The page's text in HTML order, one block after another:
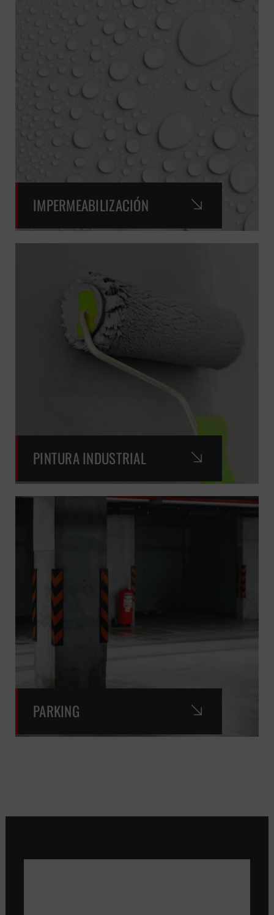
IMPERMEABILIZACIÓN
PINTURA INDUSTRIAL
PARKING